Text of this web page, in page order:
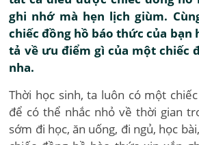
ghi nhớ mà hẹn lịch giùm.
chiếc đồng hồ báo thức của bạn
tả về ưu điểm gì của một chiếc
nha.
Thời học sinh, ta luôn có một
để có thể nhắc nhỏ về thời gian
sớm đi học, ăn uống, đi ngủ, học